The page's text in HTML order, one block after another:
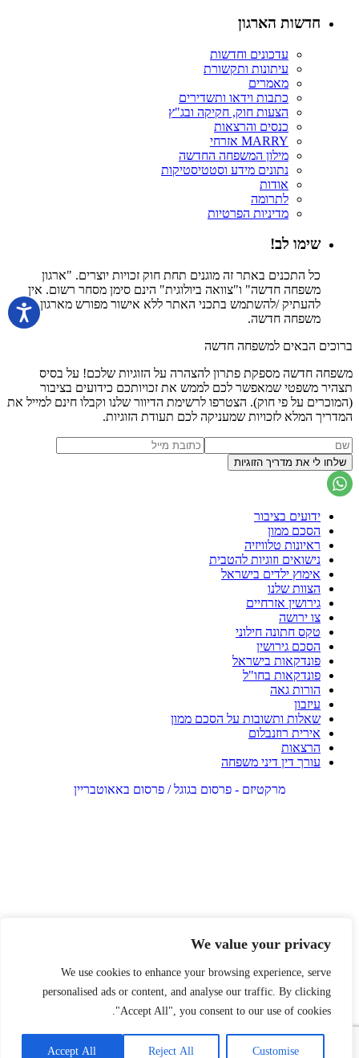
We value your privacy
We use cookies to enhance your browsing experience, serve
personalised ads or content, and analyse our traffic. By clicking
"Accept All", you consent to our use of cookies.
Customise
Reject All
Accept All
חדשות הארגון
עדכונים וחדשות
עיתונות ותקשורת
מאמרים
כתבות וידאו ותשדירים
הצעות חוק, חקיקה ובג"ץ
כנסים והרצאות
MARRY אזרחי
מילון המשפחה החדשה
נתונים מידע וסטטיסטיקות
אודות
לתרומה
מדיניות הפרטיות
שימו לב!
כל התכנים באתר זה מוגנים תחת חוק זכויות יוצרים. "ארגון
משפחה חדשה" ו"צוואה ביולוגית" הינם סימן מסחר רשום. אין
להעתיק /להשתמש בתכני האתר ללא אישור מפורש מארגון
משפחה חדשה.
ברוכים הבאים למשפחה חדשה
משפחה חדשה מספקת פתרון להצהרה על הזוגיות שלכם! על בסיס
תצהיר משפטי שמאפשר לכם לממש את זכויותכם כידועים בציבור
(המוכרים על פי חוק). הצטרפו לרשימת הדיוור שלנו וקבלו חינם למייל את
המדריך המלא לזכויות שמעניקה לכם תעודת הזוגיות.
ידועים בציבור
הסכם ממון
ראיונות טלוויזיה
נישואים וזוגיות להטבית
אימוץ ילדים בישראל
הצוות שלנו
גירושין אזרחיים
צו ירושה
טקס חתונה חילוני
הסכם גירושין
פונדקאות בישראל
פונדקאות בחו"ל
הורות גאה
עיזבון
שאלות ותשובות על הסכם ממון
אירית רוזנבלום
הרצאות
עורך דין דיני משפחה
מרקטיזם - פרסום בגוגל / פרסום באאוטבריין